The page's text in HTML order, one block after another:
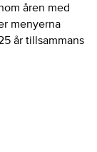
åren med
menyerna
år tillsammans